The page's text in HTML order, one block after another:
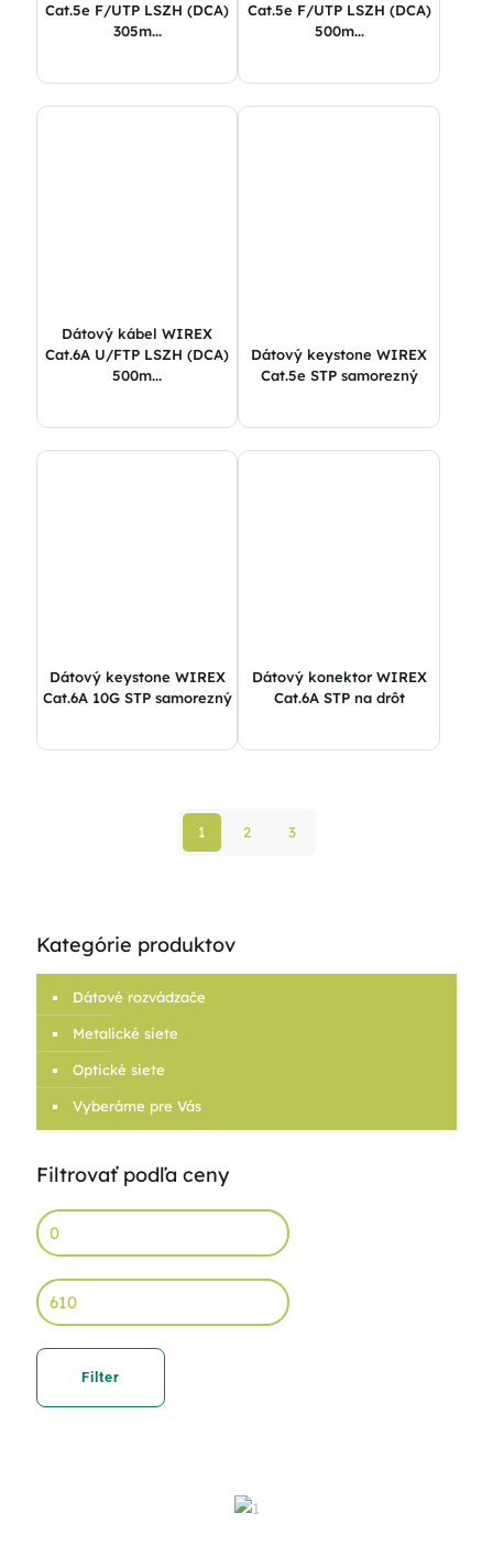
Cat.5e F/UTP LSZH (DCA)
305m...
Cat.5e F/UTP LSZH (DCA)
500m...
Dátový kábel WIREX
Cat.6A U/FTP LSZH (DCA)
500m...
Dátový keystone WIREX
Cat.5e STP samorezný
Dátový keystone WIREX
Cat.6A 10G STP samorezný
Dátový konektor WIREX
Cat.6A STP na drôt
1 2 3
Kategórie produktov
Dátové rozvádzače
Metalické siete
Optické siete
Vyberáme pre Vás
Filtrovať podľa ceny
Min
price
Max
price
Filter